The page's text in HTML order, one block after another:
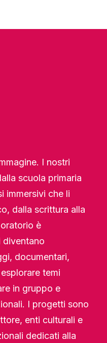
I nostri
scuola primaria
immersivi che li
dalla scrittura alla
è
diventano
documentari,
temi
in gruppo e
I progetti sono
enti culturali e
dedicati alla